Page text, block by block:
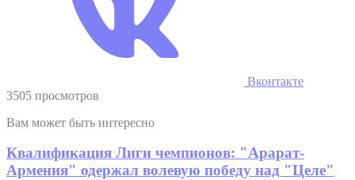
Вконтакте
3505 просмотров
Вам может быть интересно
Квалификация Лиги чемпионов: "Арарат-
Армения" одержал волевую победу над "Целе"